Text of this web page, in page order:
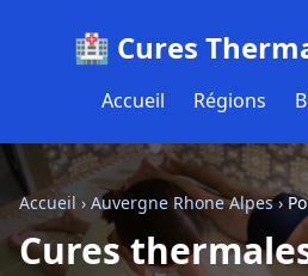
🏥 Cures
Accueil Régions
Accueil› Auvergne Rhone Alpes›
Cures